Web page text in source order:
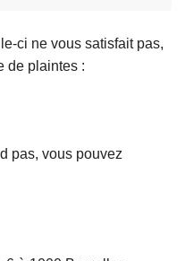
ci ne vous satisfait pas,
de plaintes :
pas, vous pouvez